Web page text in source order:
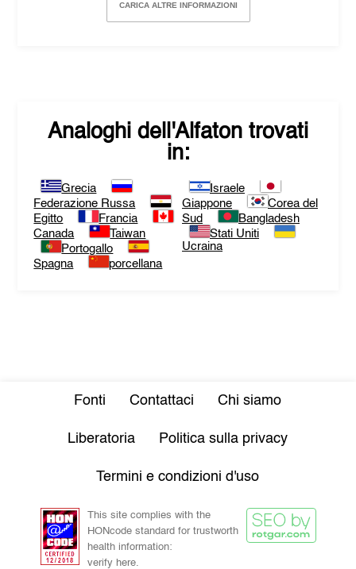
CARICA ALTRE INFORMAZIONI
Analoghi dell'Alfaton trovati
in:
Grecia
Federazione Russa
Egitto
Francia
Canada
Taiwan
Portogallo
Spagna
porcellana
Israele
Giappone
Corea del
Sud
Bangladesh
Stati Uniti
Ucraina
Fonti Contattaci Chi siamo
Liberatoria Politica sulla privacy
Termini e condizioni d'uso
This site complies with the
HONcode standard for trustworth
health information:
verify here.